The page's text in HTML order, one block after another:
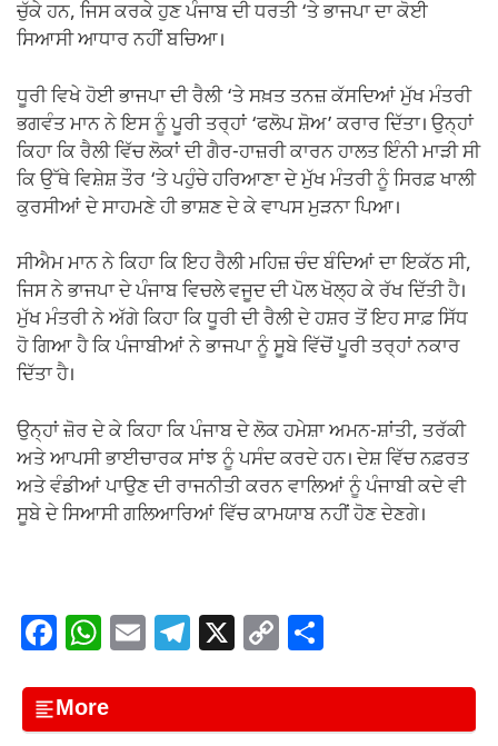
ਚੁੱਕੇ ਹਨ, ਜਿਸ ਕਰਕੇ ਹੁਣ ਪੰਜਾਬ ਦੀ ਧਰਤੀ ‘ਤੇ ਭਾਜਪਾ ਦਾ ਕੋਈ
ਸਿਆਸੀ ਆਧਾਰ ਨਹੀਂ ਬਚਿਆ।
ਧੂਰੀ ਵਿਖੇ ਹੋਈ ਭਾਜਪਾ ਦੀ ਰੈਲੀ ‘ਤੇ ਸਖ਼ਤ ਤਨਜ਼ ਕੱਸਦਿਆਂ ਮੁੱਖ ਮੰਤਰੀ
ਭਗਵੰਤ ਮਾਨ ਨੇ ਇਸ ਨੂੰ ਪੂਰੀ ਤਰ੍ਹਾਂ ‘ਫਲੋਪ ਸ਼ੋਅ’ ਕਰਾਰ ਦਿੱਤਾ। ਉਨ੍ਹਾਂ
ਕਿਹਾ ਕਿ ਰੈਲੀ ਵਿੱਚ ਲੋਕਾਂ ਦੀ ਗੈਰ-ਹਾਜ਼ਰੀ ਕਾਰਨ ਹਾਲਤ ਇੰਨੀ ਮਾੜੀ ਸੀ
ਕਿ ਉੱਥੇ ਵਿਸ਼ੇਸ਼ ਤੌਰ ‘ਤੇ ਪਹੁੰਚੇ ਹਰਿਆਣਾ ਦੇ ਮੁੱਖ ਮੰਤਰੀ ਨੂੰ ਸਿਰਫ਼ ਖਾਲੀ
ਕੁਰਸੀਆਂ ਦੇ ਸਾਹਮਣੇ ਹੀ ਭਾਸ਼ਣ ਦੇ ਕੇ ਵਾਪਸ ਮੁੜਨਾ ਪਿਆ।
ਸੀਐਮ ਮਾਨ ਨੇ ਕਿਹਾ ਕਿ ਇਹ ਰੈਲੀ ਮਹਿਜ਼ ਚੰਦ ਬੰਦਿਆਂ ਦਾ ਇਕੱਠ ਸੀ,
ਜਿਸ ਨੇ ਭਾਜਪਾ ਦੇ ਪੰਜਾਬ ਵਿਚਲੇ ਵਜੂਦ ਦੀ ਪੋਲ ਖੋਲ੍ਹ ਕੇ ਰੱਖ ਦਿੱਤੀ ਹੈ।
ਮੁੱਖ ਮੰਤਰੀ ਨੇ ਅੱਗੇ ਕਿਹਾ ਕਿ ਧੂਰੀ ਦੀ ਰੈਲੀ ਦੇ ਹਸ਼ਰ ਤੋਂ ਇਹ ਸਾਫ਼ ਸਿੱਧ
ਹੋ ਗਿਆ ਹੈ ਕਿ ਪੰਜਾਬੀਆਂ ਨੇ ਭਾਜਪਾ ਨੂੰ ਸੂਬੇ ਵਿੱਚੋਂ ਪੂਰੀ ਤਰ੍ਹਾਂ ਨਕਾਰ
ਦਿੱਤਾ ਹੈ।
ਉਨ੍ਹਾਂ ਜ਼ੋਰ ਦੇ ਕੇ ਕਿਹਾ ਕਿ ਪੰਜਾਬ ਦੇ ਲੋਕ ਹਮੇਸ਼ਾ ਅਮਨ-ਸ਼ਾਂਤੀ, ਤਰੱਕੀ
ਅਤੇ ਆਪਸੀ ਭਾਈਚਾਰਕ ਸਾਂਝ ਨੂੰ ਪਸੰਦ ਕਰਦੇ ਹਨ। ਦੇਸ਼ ਵਿੱਚ ਨਫ਼ਰਤ
ਅਤੇ ਵੰਡੀਆਂ ਪਾਉਣ ਦੀ ਰਾਜਨੀਤੀ ਕਰਨ ਵਾਲਿਆਂ ਨੂੰ ਪੰਜਾਬੀ ਕਦੇ ਵੀ
ਸੂਬੇ ਦੇ ਸਿਆਸੀ ਗਲਿਆਰਿਆਂ ਵਿੱਚ ਕਾਮਯਾਬ ਨਹੀਂ ਹੋਣ ਦੇਣਗੇ।
F
c
W
at
E
ail
T
e
X C
p ar
More